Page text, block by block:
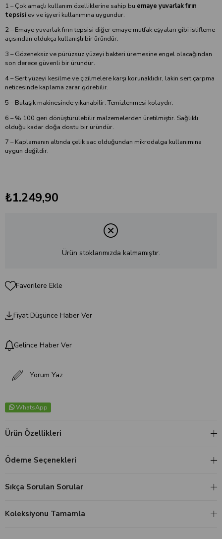
1 – Çok amaçlı kullanım özelliklerine sahip bu emaye yuvarlak fırın
tepsisi ev ve işyeri kullanımına uygundur.
2 – Emaye yuvarlak fırın tepsisi diğer emaye mutfak eşyaları gibi istifleme
açısından oldukça kullanışlı bir üründür.
3 – Gözeneksiz ve pürüzsüz yüzeyi bakteri üremesine engel olacağından
son derece güvenli bir üründür.
4 – Sert yüzeyi kesilme ve çizilmelere karşı korunaklıdır, lakin sert çarpma
neticesinde kaplama zarar görebilir.
5 – Bulaşık makinesinde yıkanabilir. Temizlenmesi kolaydır.
6 – % 100 geri dönüştürülebilir malzemelerden üretilmiştir. Sağlıklı
olduğu kadar doğa dostu bir üründür.
7 – Kaplamanın altında çelik sac olduğundan mikrodalga kullanımına
uygun değildir.
₺1.249,90
Ürün stoklarımızda kalmamıştır.
Favorilere Ekle
Fiyat Düşünce Haber Ver
Gelince Haber Ver
Yorum Yaz
WhatsApp
Ürün Özellikleri
Ödeme Seçenekleri
Sıkça Sorulan Sorular
Koleksiyonu Tamamla